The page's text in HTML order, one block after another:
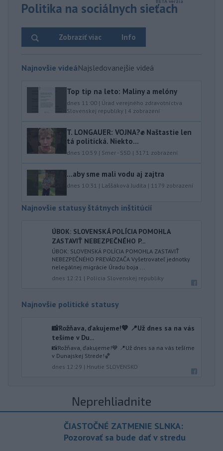
Politika na sociálnych sieťach
Info
Zobraziť viac
Najnovšie videáNajsledovanejšie videá
Top tip na leto: Maliny a melóny
dnes 11:00 | Úrad verejného zdravotníctva
Slovenskej republiky | 4 zobrazení
T. LONGAUER: VOJNA?✊ Naštastie len
tá politická. Niekto...
dnes 10:59 | Smer - SSD | 3171 zobrazení
...aby sme mali vodu aj zajtra
dnes 10:31 | Laššáková Judita | 1179 zobrazení
Najnovšie statusy štátnych inštitúcií
ÚBOK: SLOVENSKÁ POLÍCIA POMOHLA
ZASTAVIŤ NEBEZPEČNÉHO P...
ÚBOK: SLOVENSKÁ POLÍCIA POMOHLA ZASTAVIŤ
NEBEZPEČNÉHO PREVÁDZAČA Vyšetrovateľ jednotky
nelegálnej migrácie Úradu boja ...
dnes 12:21 | Polícia Slovenskej republiky
Najnovšie politické statusy
📸Rožňava, ďakujeme!💙 📍Už dnes sa na vás
tešíme v Du...
📸Rožňava, ďakujeme!💙 📍Už dnes sa na vás tešíme
v Dunajskej Strede!🏀
dnes 12:29 | Hnutie SLOVENSKO
Neprehliadnite
ČIASTOČNÉ ZATMENIE SLNKA:
Pozorovať sa bude dať v stredu